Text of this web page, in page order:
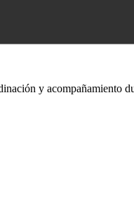
y acompañamiento